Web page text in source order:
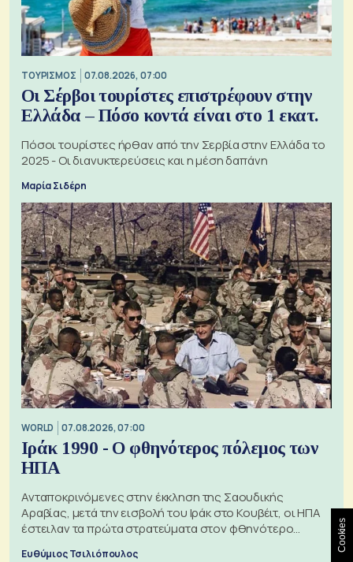
ΤΟΥΡΙΣΜΟΣ 07.08.2026, 07:00
Οι Σέρβοι τουρίστες επιστρέφουν στην
Ελλάδα – Πόσο κοντά είναι στο 1 εκατ.
Πόσοι τουρίστες ήρθαν από την Σερβία στην Ελλάδα το
2025 - Οι διανυκτερεύσεις και η μέση δαπάνη
Μαρία Σιδέρη
WORLD 07.08.2026, 07:00
Ιράκ 1990 - Ο φθηνότερος πόλεμος των
ΗΠΑ
Ανταποκρινόμενες στην έκκληση της Σαουδικής
Αραβίας, μετά την εισβολή του Ιράκ στο Κουβέιτ, οι ΗΠΑ
έστειλαν τα πρώτα στρατεύματα στον φθηνότερο
πόλεμο της ιστορίας τους
Ευθύμιος Τσιλιόπουλος
Cookies